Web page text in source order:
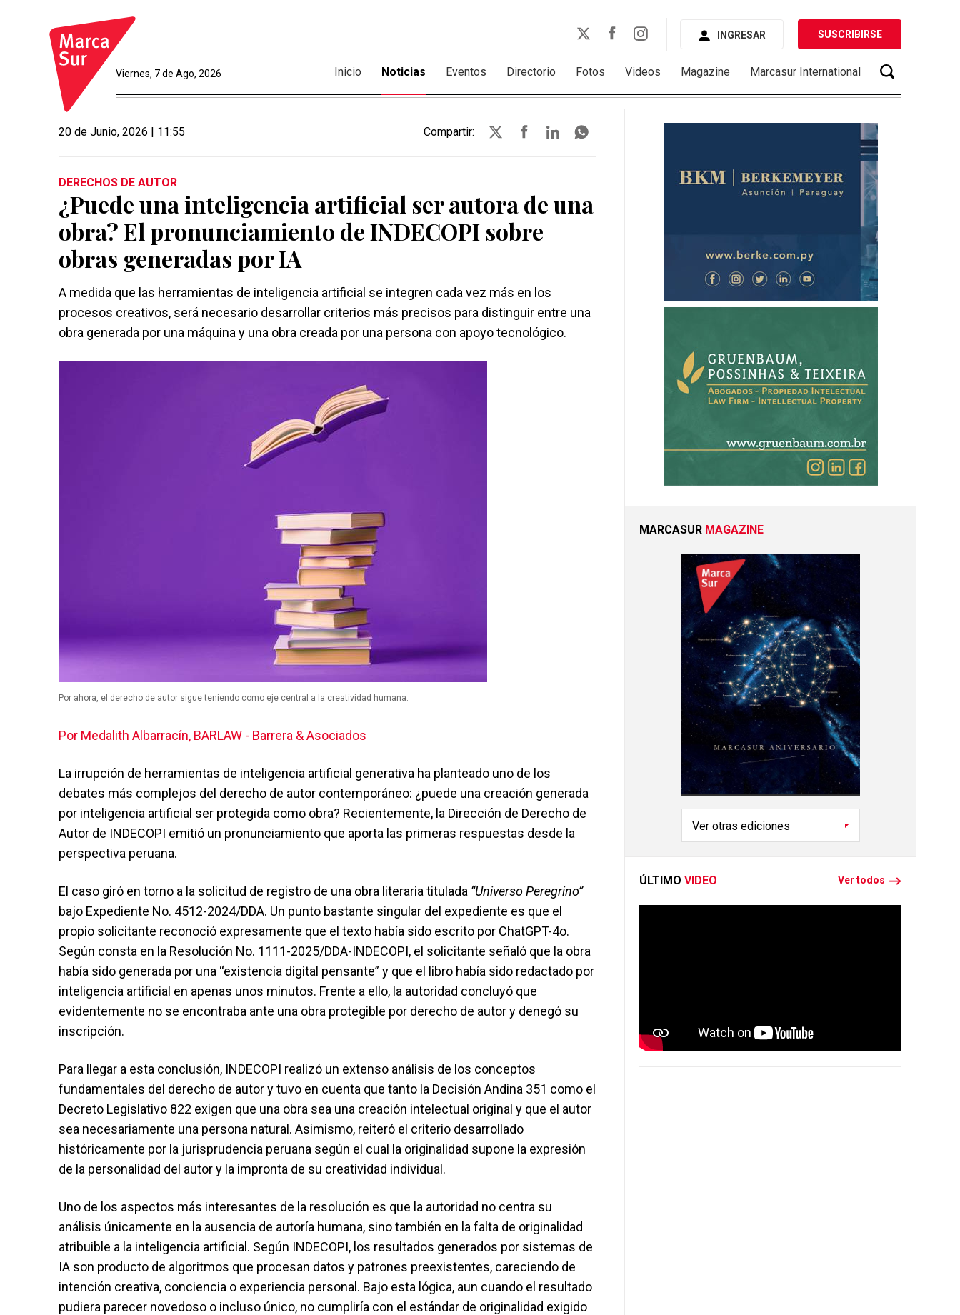
INGRESAR SUSCRIBIRSE
Viernes, 7 de Ago, 2026 Inicio Noticias Eventos Directorio Fotos Videos Magazine Marcasur International
20 de Junio, 2026 | 11:55 Compartir:
DERECHOS DE AUTOR
¿Puede una inteligencia artificial ser autora de una
obra? El pronunciamiento de INDECOPI sobre
obras generadas por IA
A medida que las herramientas de inteligencia artificial se integren cada vez más en los
procesos creativos, será necesario desarrollar criterios más precisos para distinguir entre una
obra generada por una máquina y una obra creada por una persona con apoyo tecnológico.
Por ahora, el derecho de autor sigue teniendo como eje central a la creatividad humana.
Por Medalith Albarracín, BARLAW - Barrera & Asociados
La irrupción de herramientas de inteligencia artificial generativa ha planteado uno de los
debates más complejos del derecho de autor contemporáneo: ¿puede una creación generada
por inteligencia artificial ser protegida como obra? Recientemente, la Dirección de Derecho de
Autor de INDECOPI emitió un pronunciamiento que aporta las primeras respuestas desde la
perspectiva peruana.
El caso giró en torno a la solicitud de registro de una obra literaria titulada “Universo Peregrino”
bajo Expediente No. 4512-2024/DDA. Un punto bastante singular del expediente es que el
propio solicitante reconoció expresamente que el texto había sido escrito por ChatGPT-4o.
Según consta en la Resolución No. 1111-2025/DDA-INDECOPI, el solicitante señaló que la obra
había sido generada por una “existencia digital pensante” y que el libro había sido redactado por
inteligencia artificial en apenas unos minutos. Frente a ello, la autoridad concluyó que
evidentemente no se encontraba ante una obra protegible por derecho de autor y denegó su
inscripción.
Para llegar a esta conclusión, INDECOPI realizó un extenso análisis de los conceptos
fundamentales del derecho de autor y tuvo en cuenta que tanto la Decisión Andina 351 como el
Decreto Legislativo 822 exigen que una obra sea una creación intelectual original y que el autor
sea necesariamente una persona natural. Asimismo, reiteró el criterio desarrollado
históricamente por la jurisprudencia peruana según el cual la originalidad supone la expresión
de la personalidad del autor y la impronta de su creatividad individual.
Uno de los aspectos más interesantes de la resolución es que la autoridad no centra su
análisis únicamente en la ausencia de autoría humana, sino también en la falta de originalidad
atribuible a la inteligencia artificial. Según INDECOPI, los resultados generados por sistemas de
IA son producto de algoritmos que procesan datos y patrones preexistentes, careciendo de
intención creativa, conciencia o experiencia personal. Bajo esta lógica, aun cuando el resultado
pudiera parecer novedoso o incluso único, no cumpliría con el estándar de originalidad exigido
MARCASUR MAGAZINE
ÚLTIMOVIDEO Ver todos